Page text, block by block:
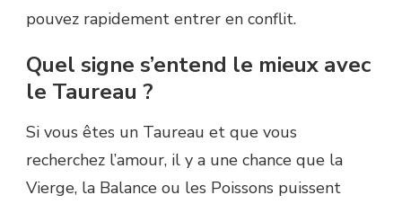
pouvez rapidement entrer en conflit.
Quel signe s’entend le mieux avec
le Taureau ?
Si vous êtes un Taureau et que vous
recherchez l’amour, il y a une chance que la
Vierge, la Balance ou les Poissons puissent